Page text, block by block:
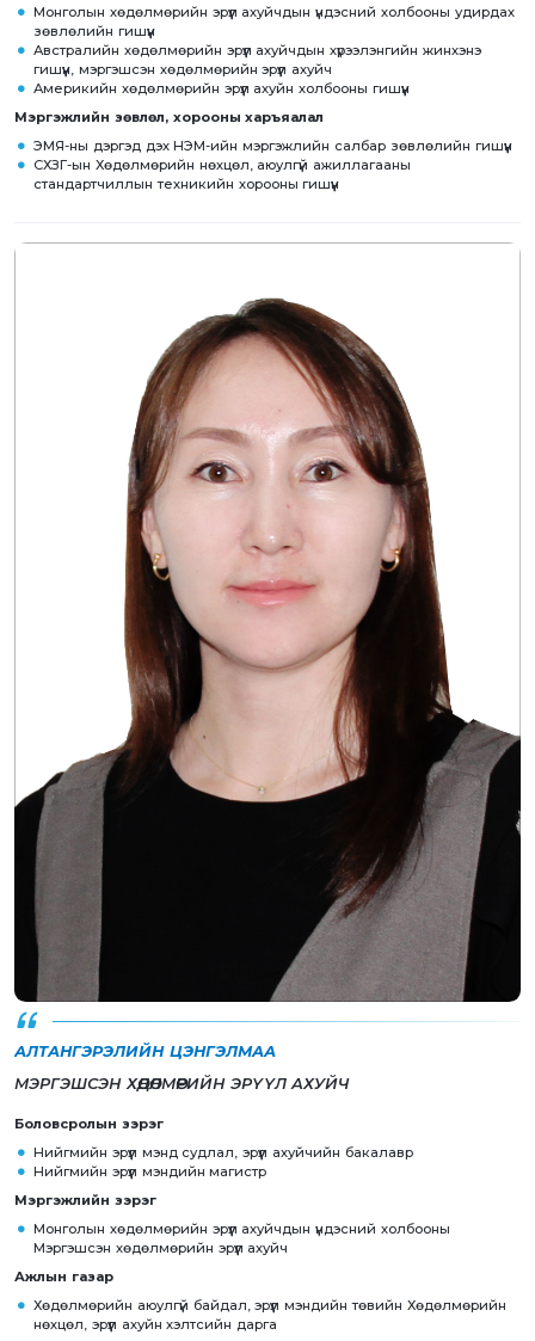
Монголын хөдөлмөрийн эрүүл ахуйчдын үндэсний холбооны удирдах
зөвлөлийн гишүүн
Австралийн хөдөлмөрийн эрүүл ахуйчдын хүрээлэнгийн жинхэнэ
гишүүн, мэргэшсэн хөдөлмөрийн эрүүл ахуйч
Америкийн хөдөлмөрийн эрүүл ахуйн холбооны гишүүн
Мэргэжлийн зөвлөл, хорооны харъяалал
ЭМЯ-ны дэргэд дэх НЭМ-ийн мэргэжлийн салбар зөвлөлийн гишүүн
СХЗГ-ын Хөдөлмөрийн нөхцөл, аюулгүй ажиллагааны
стандартчиллын техникийн хорооны гишүүн
АЛТАНГЭРЭЛИЙН ЦЭНГЭЛМАА
МЭРГЭШСЭН ХӨДӨЛМӨРИЙН ЭРҮҮЛ АХУЙЧ
Боловсролын зэрэг
Нийгмийн эрүүл мэнд судлал, эрүүл ахуйчийн бакалавр
Нийгмийн эрүүл мэндийн магистр
Мэргэжлийн зэрэг
Монголын хөдөлмөрийн эрүүл ахуйчдын үндэсний холбооны
Мэргэшсэн хөдөлмөрийн эрүүл ахуйч
Ажлын газар
Хөдөлмөрийн аюулгүй байдал, эрүүл мэндийн төвийн Хөдөлмөрийн
нөхцөл, эрүүл ахуйн хэлтсийн дарга